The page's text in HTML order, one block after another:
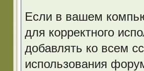
Если в вашем
для корректного
добавлять ко всем
использования